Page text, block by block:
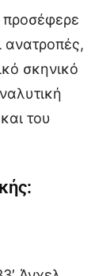
προσέφερε
ανατροπές,
σκηνικό
του